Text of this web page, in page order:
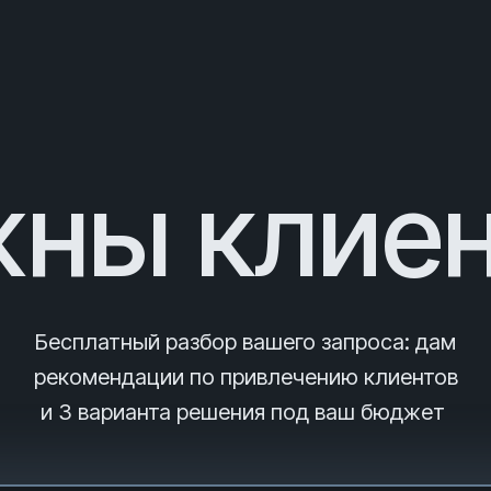
Бесплатный разбор вашего запроса: дам
рекомендации по привлечению клиентов
и 3 варианта решения под ваш бюджет